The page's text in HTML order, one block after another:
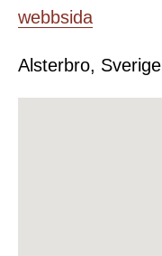
webbsida
Alsterbro, Sverige